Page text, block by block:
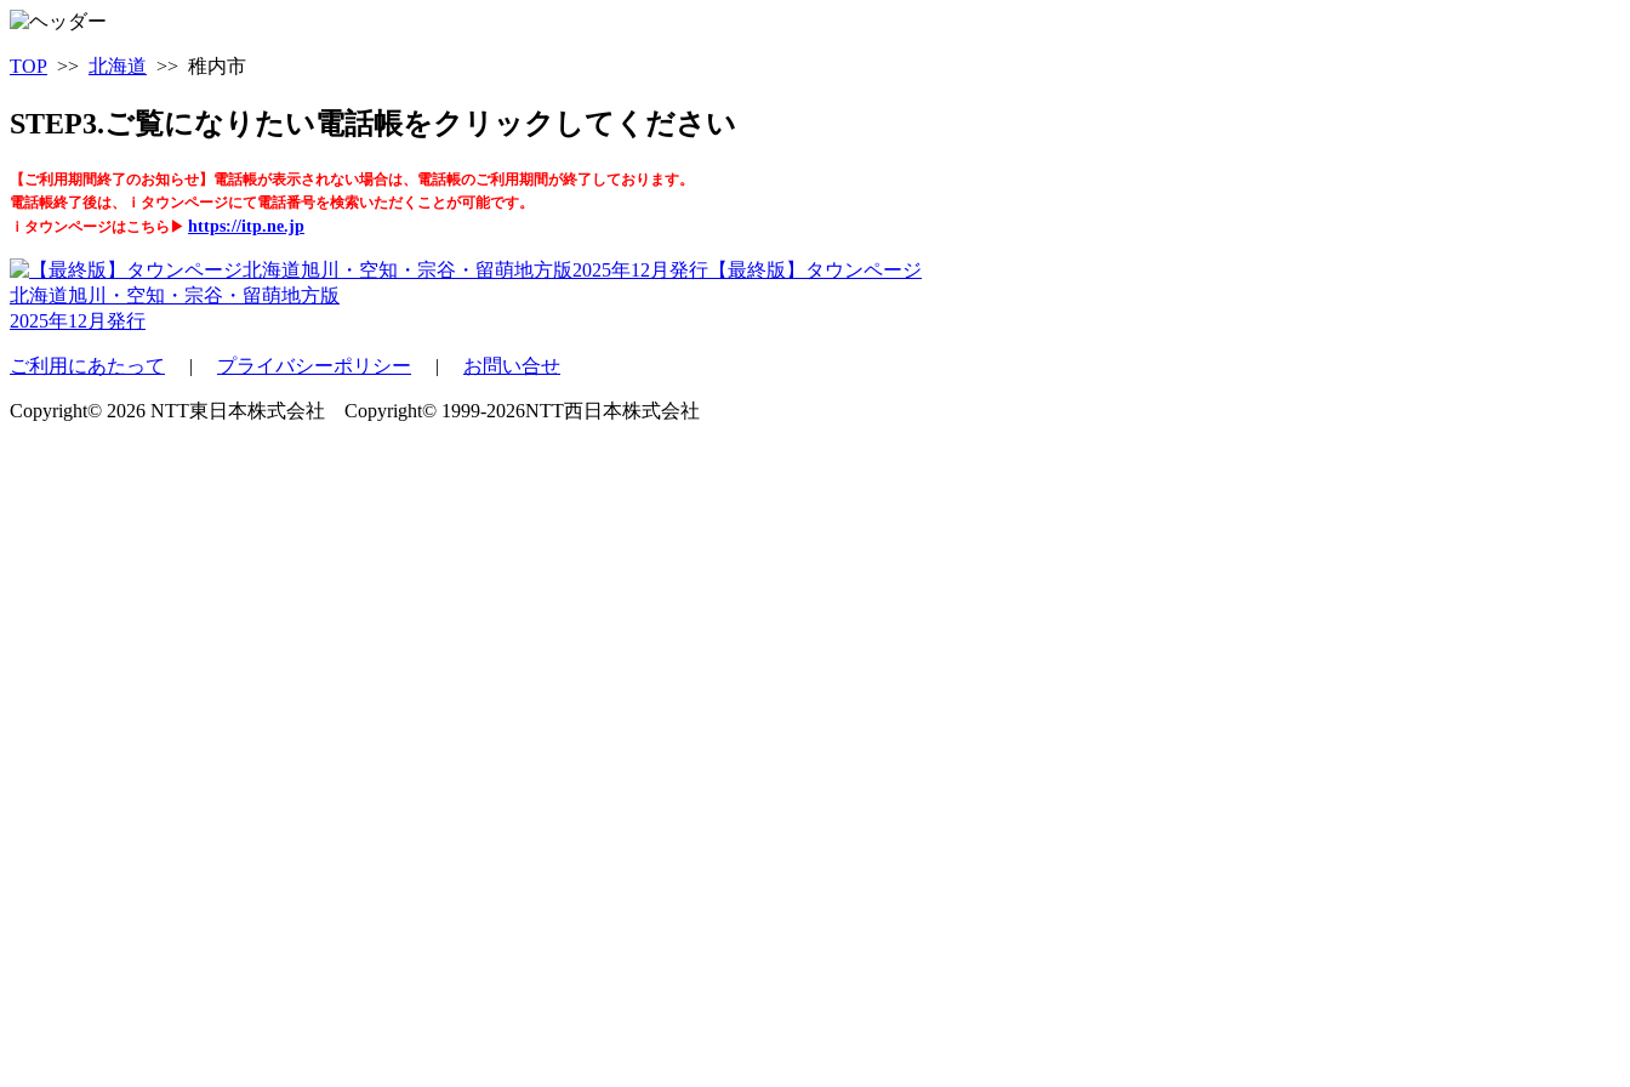
TOP >> 北海道 >> 稚内市
STEP3.ご覧になりたい電話帳をクリックしてください
【ご利用期間終了のお知らせ】電話帳が表示されない場合は、電話帳のご利用期間が終了しております。
電話帳終了後は、ｉタウンページにて電話番号を検索いただくことが可能です。
ｉタウンページはこちら▶ https://itp.ne.jp
【最終版】タウンページ
北海道旭川・空知・宗谷・留萌地方版
2025年12月発行
ご利用にあたって | プライバシーポリシー | お問い合せ
Copyright© 2026 NTT東日本株式会社 Copyright© 1999-2026NTT西日本株式会社